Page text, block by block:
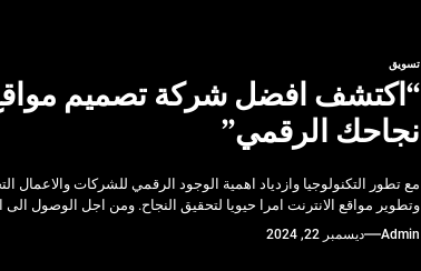
تسويق
“اكتشف افضل شركة تصميم
نجاحك الرقمي”
مع تطور التكنولوجيا وازدياد اهمية الوجود الرقمي للشركات والاعمال
وتطوير مواقع الانترنت امرا حيويا لتحقيق النجاح. ومن اجل الوصول
Admin ديسمبر 22, 2024